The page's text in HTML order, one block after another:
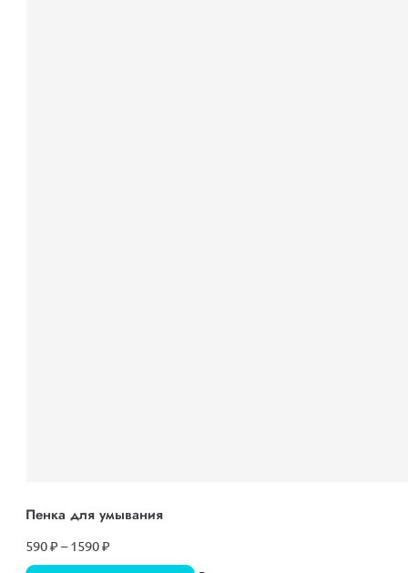
Пенка для умывания
590₽ –1590₽